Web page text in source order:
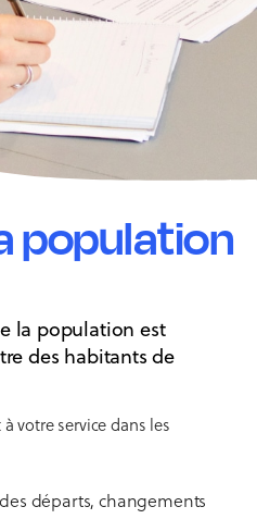
population
la population est
des habitants de
votre service dans les
départs, changements